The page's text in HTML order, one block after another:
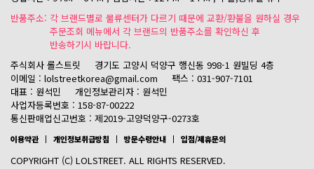
반품주소: 각 브랜드별로 물류센터가 다르기 때문에 교환/환불을 원하실 경우
주문조회 메뉴에서 각 브랜드의 반품주소를 확인하신 후
반송하기시 바랍니다.
주식회사 롤스트릿
경기도 고양시 덕양구 행신동 998-1 원빌딩 4층
이메일 : lolstreetkorea@gmail.com
팩스 : 031-907-7101
대표 : 원석민
개인정보관리자 : 원석민
사업자등록번호 : 158-87-00222
통신판매업신고번호 : 제2019-고양덕양구-0273호
이용약관 개인정보취급방침 방문수령안내 입점/제휴문의
COPYRIGHT (C) LOLSTREET. ALL RIGHTS RESERVED.